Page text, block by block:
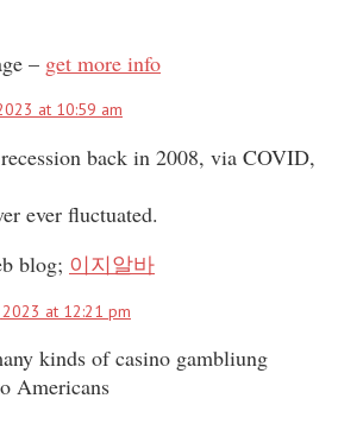
– get more info
at 10:59 am
back in 2008, via COVID,
ever fluctuated.
blog; 이지알바
2023 at 12:21 pm
kinds of casino gambliung
Americans